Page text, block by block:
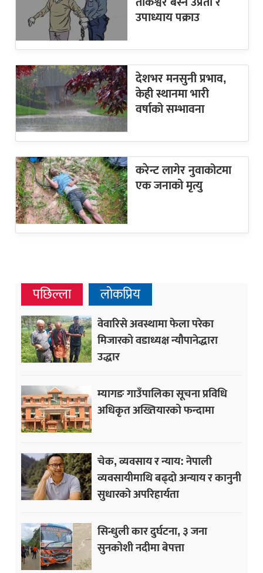
उपाध्याय पक्राउ
देशभर मनसुनी प्रभाव,
केही स्थानमा भारी
वर्षाको सम्भावना
करेन्ट लागेर नुवाकोटमा
एक जनाको मृत्यु
पछिल्ला लोकप्रिय
वेवारिसे अवस्थामा फेला परेका
मिजारको वडाध्यक्ष न्यौपानेद्धारा
उद्धार
म्यागङ गाउँपालिका सूचना प्रविधि
अधिकृत अख्तियारको फन्दामा
चेक, व्यवसाय र न्याय: नेपाली
व्यवसायीमाथि बढ्दो अन्याय र कानुनी
सुधारको अपरिहार्यता
सिन्धुली कार दुर्घटना, ३ जना
सुनकोशी नदीमा बेपत्ता